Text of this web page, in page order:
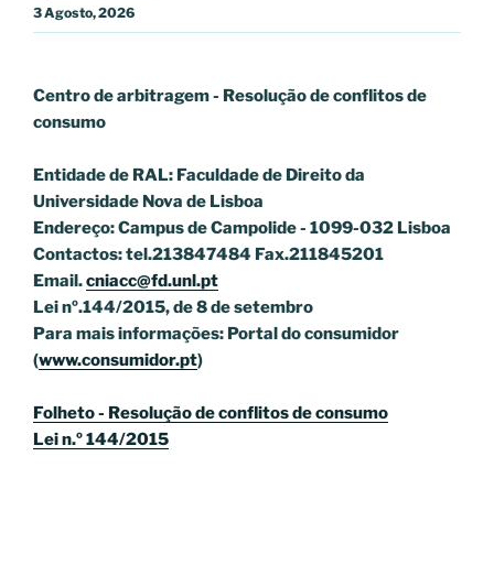
3 Agosto, 2026
Centro de arbitragem - Resolução de conflitosde
consumo
Entidade de RAL: Faculdade de Direito da
Universidade Nova de Lisboa
Endereço: Campus de Campolide - 1099-032 Lisboa
Contactos: tel.213847484 Fax.211845201
Email.cniacc@fd.unl.pt
Lei nº.144/2015, de 8 de setembro
Para mais informações: Portal do consumidor
(www.consumidor.pt)
Folheto - Resolução de conflitos de consumo
Lei n.º 144/2015